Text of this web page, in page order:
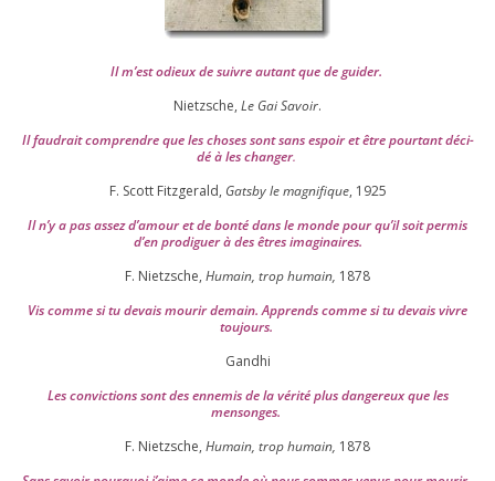
Il m’est odieux de suivre autant que de gui­der.
Nietzsche, Le Gai Savoir.
Il fau­drait com­prendre que les choses sont sans espoir et être pour­tant déci­
dé à les chan­ger.
F. Scott Fitzgerald, Gatsby le magni­fique, 1925
Il n’y a pas assez d’a­mour et de bon­té dans le monde pour qu’il soit per­mis
d’en pro­di­guer à des êtres imaginaires.
F. Nietzsche, Humain, trop humain, 1878
Vis comme si tu devais mou­rir demain. Apprends comme si tu devais vivre
toujours.
Gandhi
Les convic­tions sont des enne­mis de la véri­té plus dan­ge­reux que les
mensonges.
F. Nietzsche, Humain, trop humain, 1878